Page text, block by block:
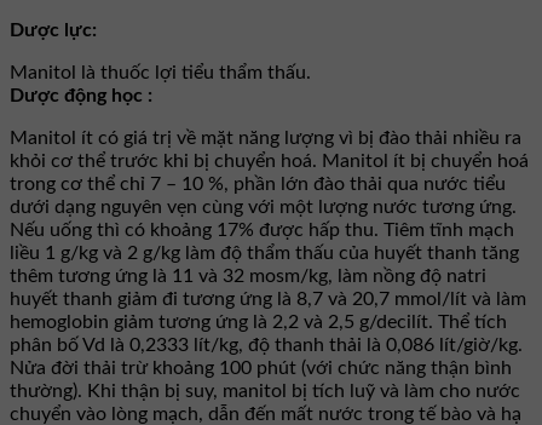
Dược lực:
Manitol là thuốc lợi tiểu thẩm thấu.
Dược động học :
Manitol ít có giá trị về mặt năng lượng vì bị đào thải nhiều ra
khỏi cơ thể trước khi bị chuyển hoá. Manitol ít bị chuyển hoá
trong cơ thể chỉ 7 – 10 %, phần lớn đào thải qua nước tiểu
dưới dạng nguyên vẹn cùng với một lượng nước tương ứng.
Nếu uống thì có khoảng 17% được hấp thu. Tiêm tĩnh mạch
liều 1 g/kg và 2 g/kg làm độ thẩm thấu của huyết thanh tăng
thêm tương ứng là 11 và 32 mosm/kg, làm nồng độ natri
huyết thanh giảm đi tương ứng là 8,7 và 20,7 mmol/lít và làm
hemoglobin giảm tương ứng là 2,2 và 2,5 g/decilít. Thể tích
phân bố Vd là 0,2333 lít/kg, độ thanh thải là 0,086 lít/giờ/kg.
Nửa đời thải trừ khoảng 100 phút (với chức năng thận bình
thường). Khi thận bị suy, manitol bị tích luỹ và làm cho nước
chuyển vào lòng mạch, dẫn đến mất nước trong tế bào và hạ